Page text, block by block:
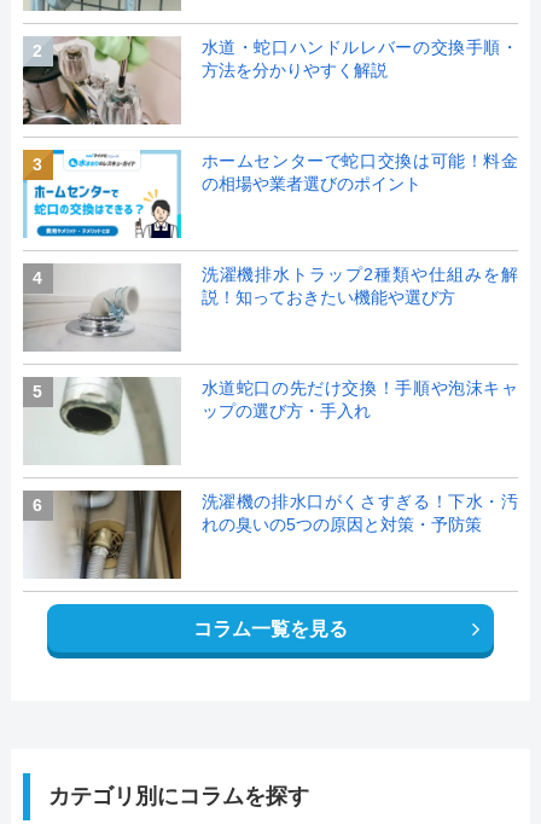
2
水道・蛇口ハンドルレバーの交換手順・
方法を分かりやすく解説
3
ホームセンターで蛇口交換は可能！料金
の相場や業者選びのポイント
4
洗濯機排水トラップ2種類や仕組みを解
説！知っておきたい機能や選び方
5
水道蛇口の先だけ交換！手順や泡沫キャ
ップの選び方・手入れ
6
洗濯機の排水口がくさすぎる！下水・汚
れの臭いの5つの原因と対策・予防策
コラム一覧を見る
カテゴリ別にコラムを探す